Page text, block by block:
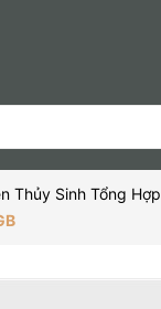
Thủy Sinh Tổng Hợp